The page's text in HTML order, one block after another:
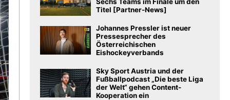
Titel [Partner-News]
Johannes Pressler ist neuer
Pressesprecher des
Österreichischen
Eishockeyverbands
Sky Sport Austria und der
Fußballpodcast „Die beste Liga
der Welt“ gehen Content-
Kooperation ein